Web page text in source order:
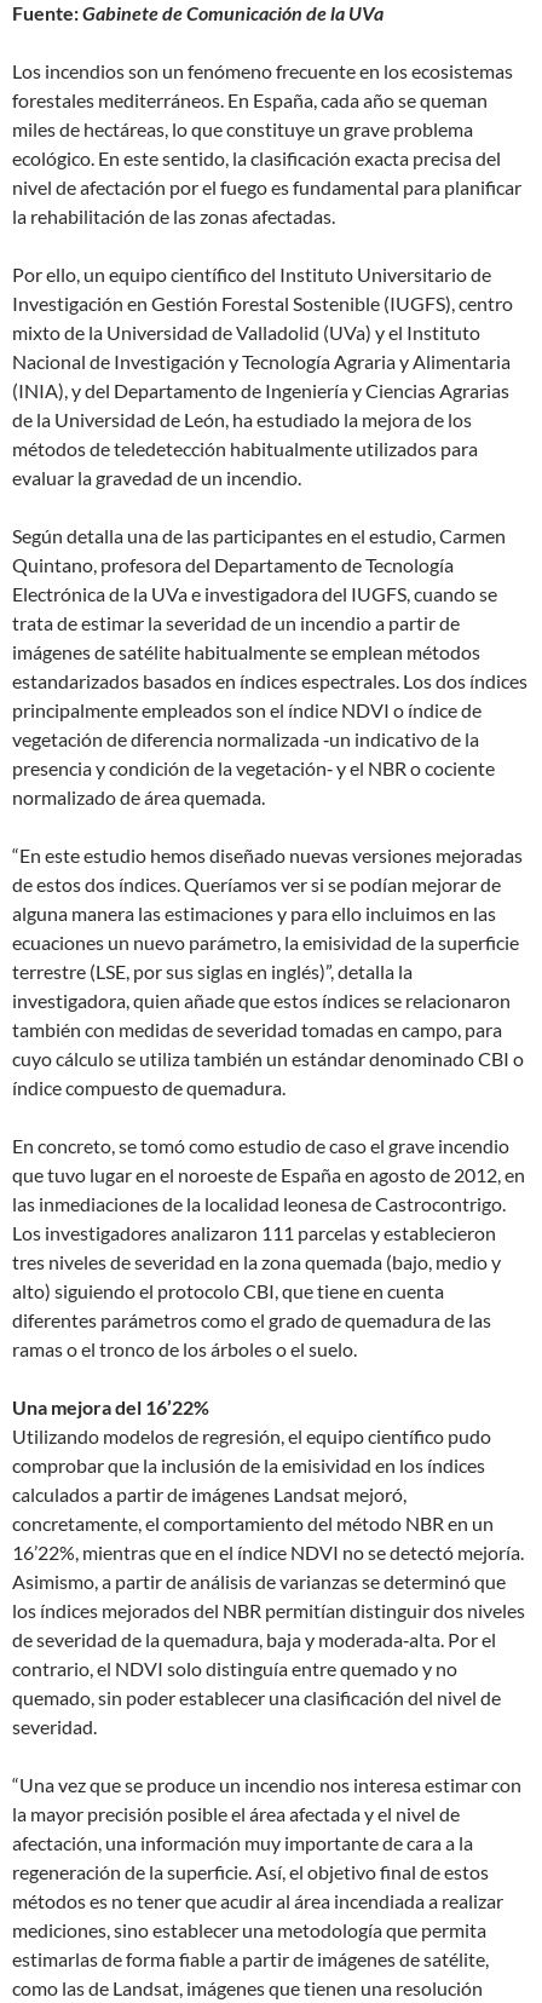
Fuente:Gabinete de Comunicación de la UVa
Los incendios son un fenómeno frecuente en los ecosistemas
forestales mediterráneos. En España, cada año se queman
miles de hectáreas, lo que constituye un grave problema
ecológico. En este sentido, la clasificación exacta precisa del
nivel de afectación por el fuego es fundamental para planificar
la rehabilitación de las zonas afectadas.
Por ello, un equipo científico del Instituto Universitario de
Investigación en Gestión Forestal Sostenible (IUGFS), centro
mixto de la Universidad de Valladolid (UVa) y el Instituto
Nacional de Investigación y Tecnología Agraria y Alimentaria
(INIA), y del Departamento de Ingeniería y Ciencias Agrarias
de la Universidad de León, ha estudiado la mejora de los
métodos de teledetección habitualmente utilizados para
evaluar la gravedad de un incendio.
Según detalla una de las participantes en el estudio, Carmen
Quintano, profesora del Departamento de Tecnología
Electrónica de la UVa e investigadora del IUGFS, cuando se
trata de estimar la severidad de un incendio a partir de
imágenes de satélite habitualmente se emplean métodos
estandarizados basados en índices espectrales. Los dos índices
principalmente empleados son el índice NDVI o índice de
vegetación de diferencia normalizada ‐un indicativo de la
presencia y condición de la vegetación‐ y el NBR o cociente
normalizado de área quemada.
“En este estudio hemos diseñado nuevas versiones mejoradas
de estos dos índices. Queríamos ver si se podían mejorar de
alguna manera las estimaciones y para ello incluimos en las
ecuaciones un nuevo parámetro, la emisividad de la superficie
terrestre (LSE, por sus siglas en inglés)”, detalla la
investigadora, quien añade que estos índices se relacionaron
también con medidas de severidad tomadas en campo, para
cuyo cálculo se utiliza también un estándar denominado CBI o
índice compuesto de quemadura.
En concreto, se tomó como estudio de caso el grave incendio
que tuvo lugar en el noroeste de España en agosto de 2012, en
las inmediaciones de la localidad leonesa de Castrocontrigo.
Los investigadores analizaron 111 parcelas y establecieron
tres niveles de severidad en la zona quemada (bajo, medio y
alto) siguiendo el protocolo CBI, que tiene en cuenta
diferentes parámetros como el grado de quemadura de las
ramas o el tronco de los árboles o el suelo.
Una mejora del 16’22%
Utilizando modelos de regresión, el equipo científico pudo
comprobar que la inclusión de la emisividad en los índices
calculados a partir de imágenes Landsat mejoró,
concretamente, el comportamiento del método NBR en un
16’22%, mientras que en el índice NDVI no se detectó mejoría.
Asimismo, a partir de análisis de varianzas se determinó que
los índices mejorados del NBR permitían distinguir dos niveles
de severidad de la quemadura, baja y moderada‐alta. Por el
contrario, el NDVI solo distinguía entre quemado y no
quemado, sin poder establecer una clasificación del nivel de
severidad.
“Una vez que se produce un incendio nos interesa estimar con
la mayor precisión posible el área afectada y el nivel de
afectación, una información muy importante de cara a la
regeneración de la superficie. Así, el objetivo final de estos
métodos es no tener que acudir al área incendiada a realizar
mediciones, sino establecer una metodología que permita
estimarlas de forma fiable a partir de imágenes de satélite,
como las de Landsat, imágenes que tienen una resolución